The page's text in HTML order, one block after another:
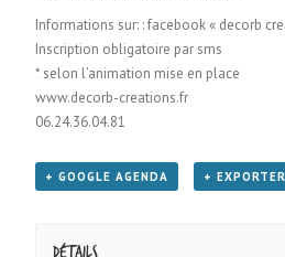
Informations sur: :facebook « decorb
Inscription obligatoire par sms
* selon l’animation mise en place
www.decorb-creations.fr
06.24.36.04.81
+ GOOGLE AGENDA +
Détails